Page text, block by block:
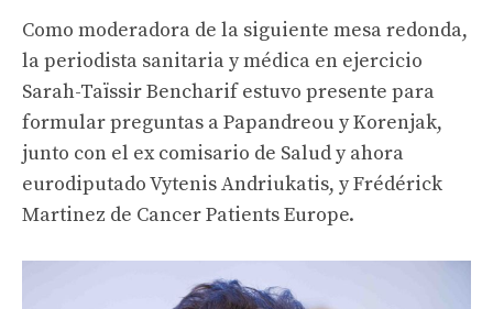
Como moderadora de la siguiente mesa redonda,
la periodista sanitaria y médica en ejercicio
Sarah-Taïssir Bencharif estuvo presente para
formular preguntas a Papandreou y Korenjak,
junto con el ex comisario de Salud y ahora
eurodiputado Vytenis Andriukatis, y Frédérick
Martinez de Cancer Patients Europe.